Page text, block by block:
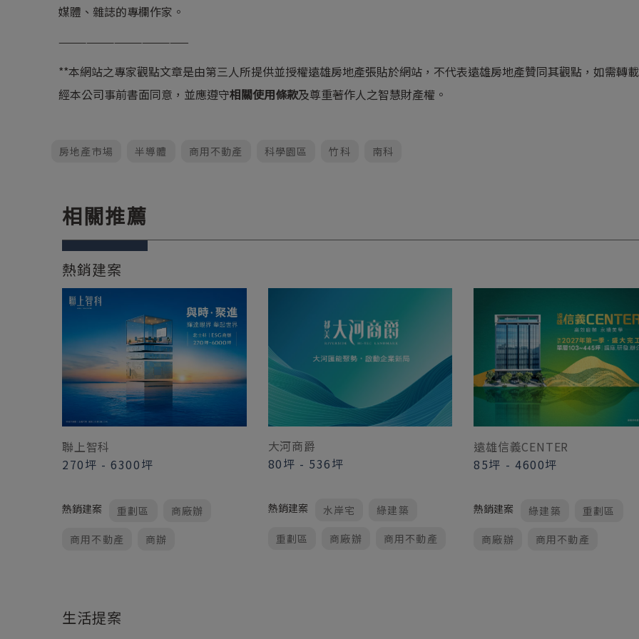
媒體、雜誌的專欄作家。
——————————————
**本網站之專家觀點文章是由第三人所提供並授權遠雄房地產張貼於網站，不代表遠雄房地產贊同其觀點，如需轉
經本公司事前書面同意，並應遵守相關使用條款及尊重著作人之智慧財產權。
房地產市場 半導體 商用不動產 科學園區 竹科 南科
相關推薦
熱銷建案
聯上智科
270坪 -6300坪
熱銷建案 重劃區
商廠辦
商用不動產
商辦
大河商爵
80坪 - 536坪
熱銷建案 水岸宅
綠建築
重劃區
商廠辦 商用不動產
遠雄信義CENTER
85坪 - 4600坪
熱銷建案 綠建築
重劃區
商廠辦
商用不動產
生活提案